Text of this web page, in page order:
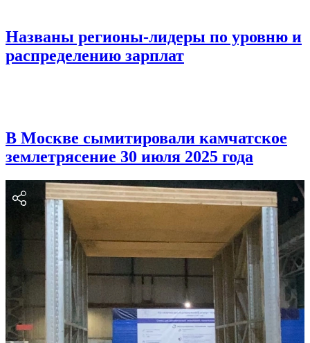
Названы регионы-лидеры по уровню и
распределению зарплат
В Москве сымитировали камчатское
землетрясение 30 июля 2025 года